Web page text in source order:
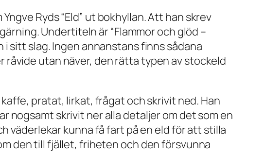
Ryds “Eld” ut bokhyllan. Att han skrev
Undertiteln är “Flammor och glöd –
sitt slag. Ingen annanstans finns sådana
råvide utan näver, den rätta typen av stockeld
pratat, lirkat, frågat och skrivit ned. Han
nogsamt skrivit ner alla detaljer om det som en
väderlekar kunna få fart på en eld för att stilla
den till fjället, friheten och den försvunna